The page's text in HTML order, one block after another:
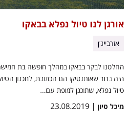
אורגן לנו טיול נפלא בבאקו
אזרבייג'ן
החלטנו לבקר בבאקו במהלך חופשה בת חמישה
היה ברור שאותנטיקו הם הכתובת, לתכנון הטיול
טיול נפלא, שתוכנן למופת עם...
מיכל סיון | 23.08.2019